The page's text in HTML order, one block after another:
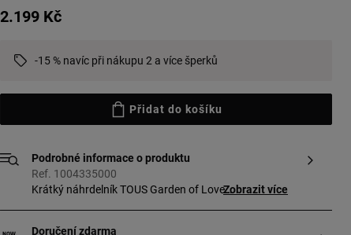
2.199 Kč
-15 % navíc při nákupu 2 a více šperků
Přidat do košíku
Podrobné informace o produktu
Ref. 1004335000
Krátký náhrdelník TOUS Garden of LoveZobrazit více
Doručení zdarma